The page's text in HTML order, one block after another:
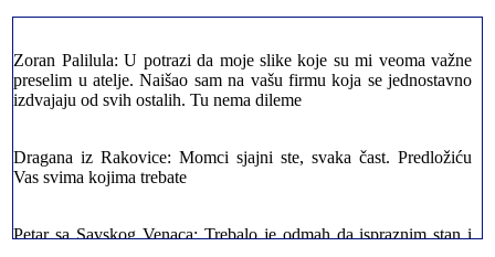
izdvajaju od svih ostalih. Tu nema dileme
šta bi radio sada da ne postojite, Hvala Vam